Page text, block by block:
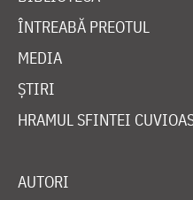
ÎNTREABĂ PREOTUL
MEDIA
ȘTIRI
HRAMUL SFINTEI
AUTORI